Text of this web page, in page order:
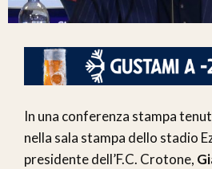
In una conferenza stampa
nella sala stampa dello stadio
presidente dell’F.C. Crotone,